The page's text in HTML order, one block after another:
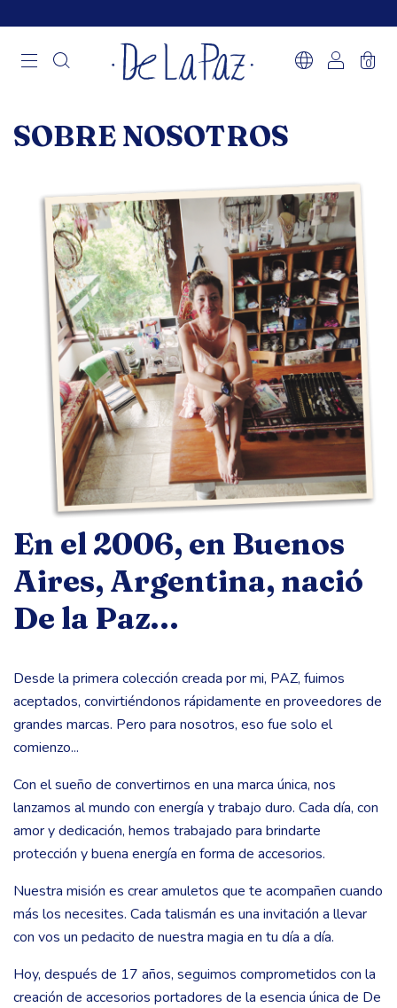
0
SOBRE NOSOTROS
En el 2006, en Buenos
Aires, Argentina, nació
De la Paz...
Desde la primera colección creada por mi, PAZ, fuimos
aceptados, convirtiéndonos rápidamente en proveedores de
grandes marcas. Pero para nosotros, eso fue solo el
comienzo...
Con el sueño de convertirnos en una marca única, nos
lanzamos al mundo con energía y trabajo duro. Cada día, con
amor y dedicación, hemos trabajado para brindarte
protección y buena energía en forma de accesorios.
Nuestra misión es crear amuletos que te acompañen cuando
más los necesites. Cada talismán es una invitación a llevar
con vos un pedacito de nuestra magia en tu día a día.
Hoy, después de 17 años, seguimos comprometidos con la
creación de accesorios portadores de la esencia única de De